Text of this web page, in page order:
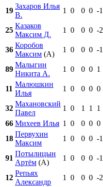
19
Захаров Илья
В.
1 0 0 0 -1
25
Казаков
Максим Д.
1 0 0 0 -2
36
Коробов
Максим (А)
1 0 0 0 -1
89
Малыгин
Никита А.
1 0 0 0 1
11
Малюшкин
Илья
1 0 0 0 0
32
Махановский
Павел
1 0 1 1 1
66 Михеев Илья 1 0 0 0 0
18
Первухин
Максим
1 0 0 0 -1
91
Потылицын
Артём (А)
1 0 0 0 -1
12
Репьях
Александр
1 0 0 0 -2